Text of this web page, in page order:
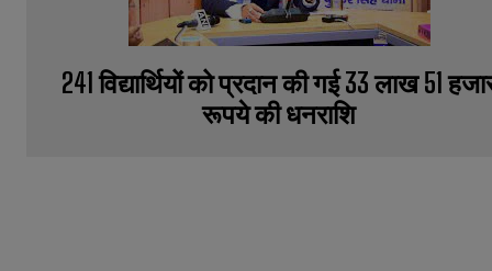
241 विद्यार्थियों को प्रदान की गई 33 लाख 51
रूपये की धनराशि